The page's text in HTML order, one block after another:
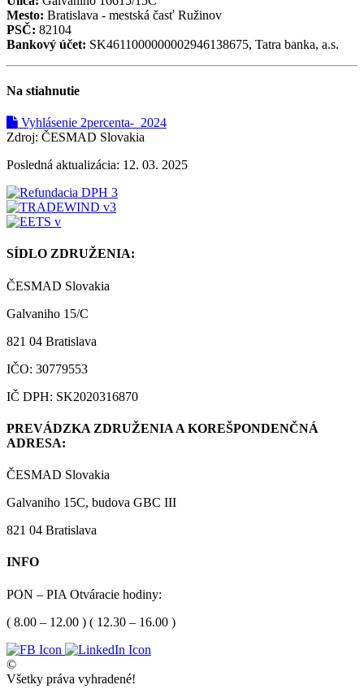
Mesto: Bratislava - mestská časť Ružinov
PSČ: 82104
Bankový účet: SK4611000000002946138675, Tatra banka, a.s.
Na stiahnutie
Vyhlásenie 2percenta-_2024
Zdroj: ČESMAD Slovakia
Posledná aktualizácia: 12. 03. 2025
SÍDLO ZDRUŽENIA:
ČESMAD Slovakia
Galvaniho 15/C
821 04 Bratislava
IČO: 30779553
IČ DPH: SK2020316870
PREVÁDZKA ZDRUŽENIA A KOREŠPONDENČNÁ
ADRESA:
ČESMAD Slovakia
Galvaniho 15C, budova GBC III
821 04 Bratislava
INFO
PON – PIA Otváracie hodiny:
( 8.00 – 12.00 ) ( 12.30 – 16.00 )
©
Všetky práva vyhradené!